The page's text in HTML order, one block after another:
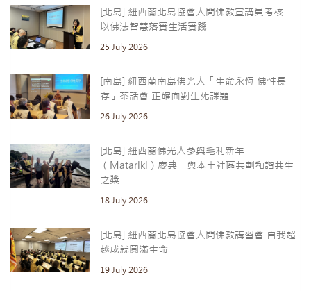
[北島] 紐西蘭北島協會人間佛教宣講員考核
以佛法智慧落實生活實踐
25 July 2026
[南島] 紐西蘭南島佛光人「生命永恆 佛性長
存」茶話會 正確面對生死課題
26 July 2026
[北島] 紐西蘭佛光人參與毛利新年
（Matariki）慶典 與本土社區共劃和諧共生
之槳
18 July 2026
[北島] 紐西蘭北島協會人間佛教講習會 自我超
越成就圓滿生命
19 July 2026